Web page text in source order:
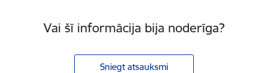
Vai šī informācija bija noderīga?
Sniegt atsauksmi